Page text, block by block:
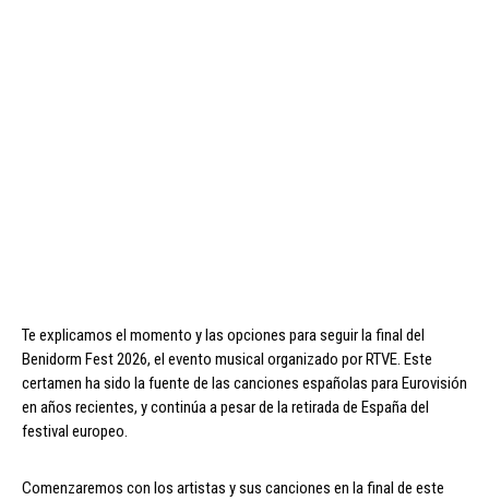
Te explicamos el momento y las opciones para seguir la final del
Benidorm Fest 2026, el evento musical organizado por RTVE. Este
certamen ha sido la fuente de las canciones españolas para Eurovisión
en años recientes, y continúa a pesar de la retirada de España del
festival europeo.
Comenzaremos con los artistas y sus canciones en la final de este